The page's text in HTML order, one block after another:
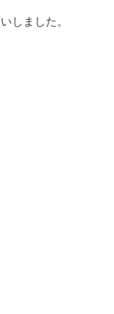
しました。